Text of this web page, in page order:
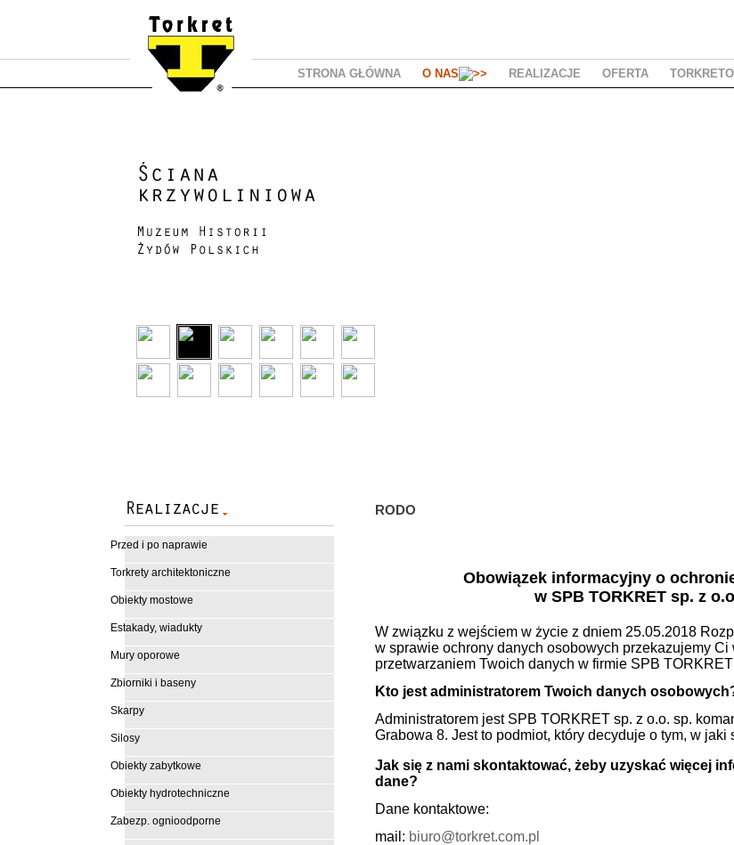
STRONA GŁÓWNA O NAS REALIZACJE OFERTA
Przed i po naprawie
Torkrety architektoniczne
Obiekty mostowe
Estakady, wiadukty
Mury oporowe
Zbiorniki i baseny
Skarpy
Silosy
Obiekty zabytkowe
Obiekty hydrotechniczne
Zabezp. ognioodporne
RODO
Obowiązek informacyjny o
w SPB TORKRET sp. z
W związku z wejściem w życie z dniem 25.05.2018
w sprawie ochrony danych osobowych przekazujemy
przetwarzaniem Twoich danych w firmie SPB
Kto jest administratorem Twoich danych
Administratorem jest SPB TORKRET sp. z o.o. sp.
Grabowa 8. Jest to podmiot, który decyduje o tym, w
Jak się z nami skontaktować, żeby uzyskać więcej
dane?
Dane kontaktowe:
mail: biuro@torkret.com.pl